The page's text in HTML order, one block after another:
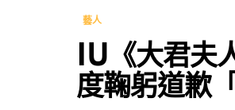
藝人
IU《大君夫
度鞠躬道歉